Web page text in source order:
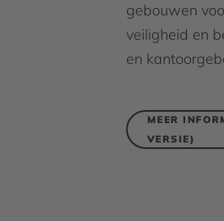
gebouwen
veiligheid en
en
MEER
VERSIE)